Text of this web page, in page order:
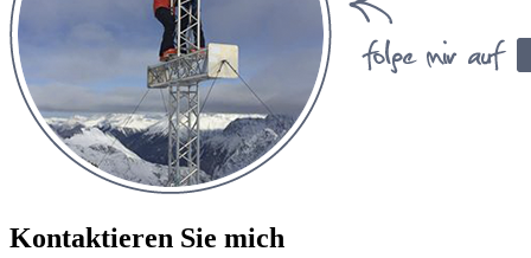
Kontaktieren Sie mich